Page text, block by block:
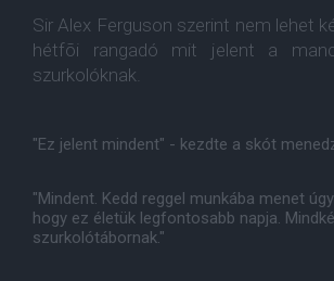
Sir Alex Ferguson szerint nem lehet
hétfõi rangadó mit jelent a
szurkolóknak.
"Ez jelent mindent" - kezdte a skót
"Mindent. Kedd reggel munkába menet
hogy ez életük legfontosabb napja.
szurkolótábornak."